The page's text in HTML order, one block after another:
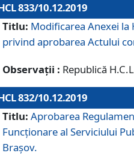
833/10.12.2019
Titlu: Modificarea Anexei la
privind aprobarea Actului
Observații : Republică
832/10.12.2019
Titlu: Aprobarea
Funcționare al Serviciului
Brașov.